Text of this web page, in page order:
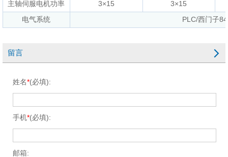
主轴伺服电机功率
3×15
3×15
电气系统
PLC/西门子
留言
姓名*(必填):
手机*(必填):
邮箱: